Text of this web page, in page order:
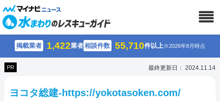
掲載業者 1,422業者相談件数 55,710件以上※2026年8月時点
PR 最終更新日： 2024.11.14
ヨコタ総建-https://yokotasoken.com/